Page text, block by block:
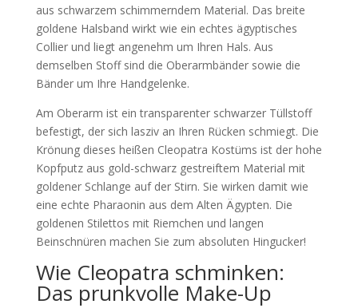
aus schwarzem schimmerndem Material. Das breite
goldene Halsband wirkt wie ein echtes ägyptisches
Collier und liegt angenehm um Ihren Hals. Aus
demselben Stoff sind die Oberarmbänder sowie die
Bänder um Ihre Handgelenke.
Am Oberarm ist ein transparenter schwarzer Tüllstoff
befestigt, der sich lasziv an Ihren Rücken schmiegt. Die
Krönung dieses heißen Cleopatra Kostüms ist der hohe
Kopfputz aus gold-schwarz gestreiftem Material mit
goldener Schlange auf der Stirn. Sie wirken damit wie
eine echte Pharaonin aus dem Alten Ägypten. Die
goldenen Stilettos mit Riemchen und langen
Beinschnüren machen Sie zum absoluten Hingucker!
Wie Cleopatra schminken:
Das prunkvolle Make-Up